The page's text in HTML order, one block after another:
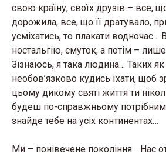
свою країну, своїх друзів – все,
дорожила, все, що її дратувало,
усміхатись, то плакати водночас…
ностальгію, смуток, а потім –
Зізнаюсь, я така людина… Таких як
необов’язково кудись їхати, щоб
цьому дикому святі життя ти
будеш по-справжньому
знайде тебе на усіх континентах…
Ми – понівечене покоління… Нас